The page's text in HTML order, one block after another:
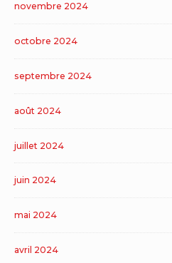
novembre 2024
octobre 2024
septembre 2024
août 2024
juillet 2024
juin 2024
mai 2024
avril 2024